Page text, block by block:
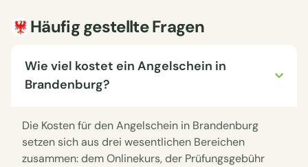
Häufig gestellte Fragen
Wie viel kostet ein Angelschein in
Brandenburg?
Die Kosten für den Angelschein in Brandenburg
setzen sich aus drei wesentlichen Bereichen
zusammen: dem Onlinekurs, der Prüfungsgebühr